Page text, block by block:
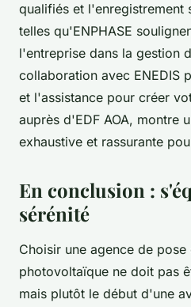
qualifiés et l'enregistrement
telles qu'ENPHASE
l'entreprise dans la gestion
collaboration avec ENEDIS
et l'assistance pour créer
auprès d'EDF AOA, montre
exhaustive et rassurante
En conclusion :
sérénité
Choisir une agence de pose
photovoltaïque ne doit pas
mais plutôt le début d'une